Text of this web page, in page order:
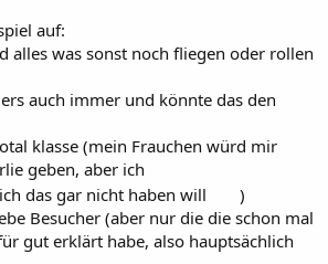
auf:
alles was sonst noch fliegen oder rollen
auch immer und könnte das den
klasse (mein Frauchen würd mir
geben, aber ich
das gar nicht haben will
)
Besucher (aber nur die die schon mal
gut erklärt habe, also hauptsächlich